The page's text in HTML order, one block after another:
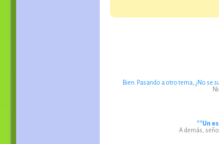
Bien. Pasando a otro tema, ¿No se
**Un
A demás,